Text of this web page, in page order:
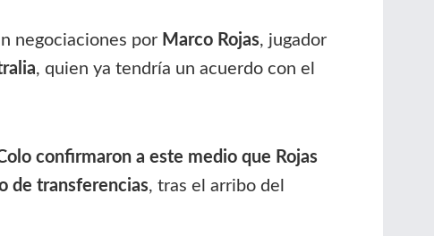
negociaciones por Marco Rojas, jugador
, quien ya tendría un acuerdo con el
confirmaron a este medio que Rojas
de transferencias, tras el arribo del